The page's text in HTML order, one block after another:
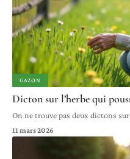
GAZON
Dicton sur l’herbe qui
On ne trouve pas deux dictons
11 mars 2026